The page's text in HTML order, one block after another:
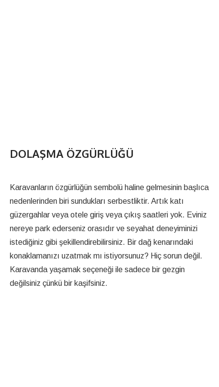
DOLAŞMA ÖZGÜRLÜĞÜ
Karavanların özgürlüğün sembolü haline gelmesinin başlıca
nedenlerinden biri sundukları serbestliktir. Artık katı
güzergahlar veya otele giriş veya çıkış saatleri yok. Eviniz
nereye park ederseniz orasıdır ve seyahat deneyiminizi
istediğiniz gibi şekillendirebilirsiniz. Bir dağ kenarındaki
konaklamanızı uzatmak mı istiyorsunuz? Hiç sorun değil.
Karavanda yaşamak seçeneği ile sadece bir gezgin
değilsiniz çünkü bir kaşifsiniz.